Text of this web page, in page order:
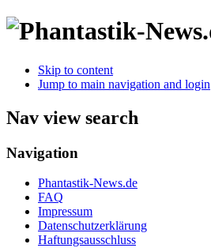
Skip to content
Jump to main navigation and login
Nav view search
Navigation
Phantastik-News.de
FAQ
Impressum
Datenschutzerklärung
Haftungsausschluss